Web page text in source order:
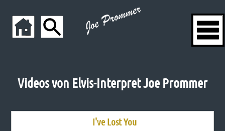
Videos von Elvis-Interpret Joe Prommer
I've Lost You